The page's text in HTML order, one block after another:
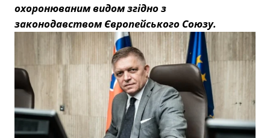
охоронюваним видом згідно з
законодавством Європейського Союзу.